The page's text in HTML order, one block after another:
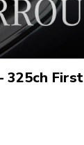
325ch